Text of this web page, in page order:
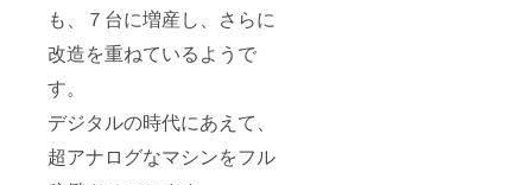
も、７台に増産し、さらに
改造を重ねているようで
す。
デジタルの時代にあえて、
超アナログなマシンをフル